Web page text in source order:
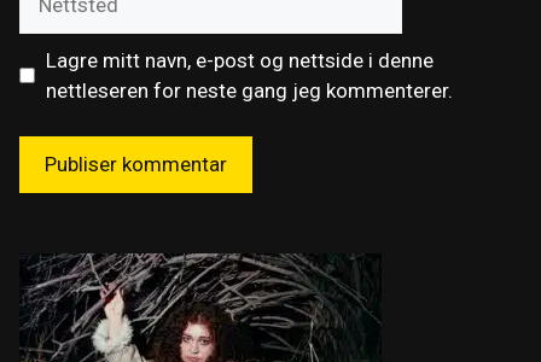
Lagre mitt navn, e-post og nettside i denne
nettleseren for neste gang jeg kommenterer.